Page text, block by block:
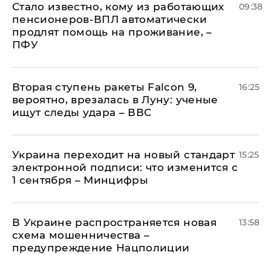
Стало известно, кому из работающих
пенсионеров-ВПЛ автоматически
продлят помощь на проживание, –
ПФУ
09:38
Вторая ступень ракеты Falcon 9,
вероятно, врезалась в Луну: ученые
ищут следы удара – ВВС
16:25
Украина переходит на новый стандарт
электронной подписи: что изменится с
1 сентября – Минцифры
15:25
В Украине распространяется новая
схема мошенничества –
предупреждение Нацполиции
13:58